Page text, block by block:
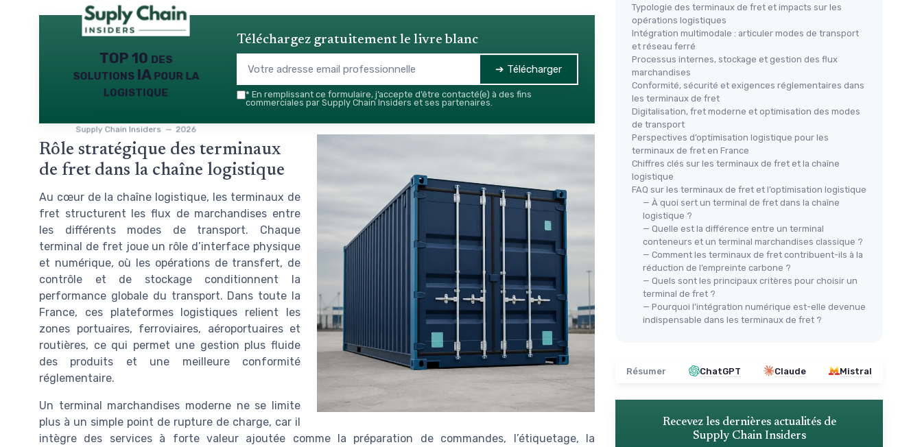
TOP 10 des
solutions IA pour la
logistique
Supply Chain Insiders — 2026
Téléchargez gratuitement le livre blanc
➔ Télécharger
* En remplissant ce formulaire, j’accepte d’être contacté(e) à des fins
commerciales par Supply Chain Insiders et ses partenaires.
Rôle stratégique des terminaux
de fret dans la chaîne logistique
Au cœur de la chaîne logistique, les terminaux de
fret structurent les flux de marchandises entre
les différents modes de transport. Chaque
terminal de fret joue un rôle d’interface physique
et numérique, où les opérations de transfert, de
contrôle et de stockage conditionnent la
performance globale du transport. Dans toute la
France, ces plateformes logistiques relient les
zones portuaires, ferroviaires, aéroportuaires et
routières, ce qui permet une gestion plus fluide
des produits et une meilleure conformité
réglementaire.
Un terminal marchandises moderne ne se limite
plus à un simple point de rupture de charge, car il
intègre des services à forte valeur ajoutée comme la préparation de commandes, l’étiquetage, la
Typologie des terminaux de fret et impacts sur les
opérations logistiques
Intégration multimodale : articuler modes de transport
et réseau ferré
Processus internes, stockage et gestion des flux
marchandises
Conformité, sécurité et exigences réglementaires dans
les terminaux de fret
Digitalisation, fret moderne et optimisation des modes
de transport
Perspectives d’optimisation logistique pour les
terminaux de fret en France
Chiffres clés sur les terminaux de fret et la chaîne
logistique
FAQ sur les terminaux de fret et l’optimisation logistique
— À quoi sert un terminal de fret dans la chaîne
logistique ?
— Quelle est la différence entre un terminal
conteneurs et un terminal marchandises classique ?
— Comment les terminaux de fret contribuent-ils à la
réduction de l’empreinte carbone ?
— Quels sont les principaux critères pour choisir un
terminal de fret ?
— Pourquoi l’intégration numérique est-elle devenue
indispensable dans les terminaux de fret ?
Résumer ChatGPT Claude Mistral
Recevez les dernières actualités de
Supply Chain Insiders